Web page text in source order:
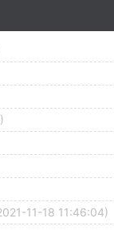
11-18 11:46:04)